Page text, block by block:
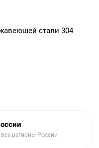
стали 304
регионы России